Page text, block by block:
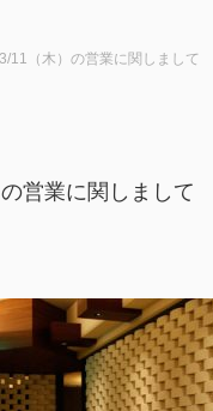
11（木）の営業に関しまして
営業に関しまして